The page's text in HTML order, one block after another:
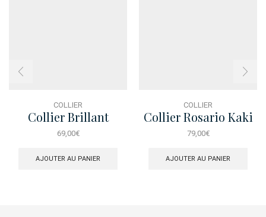
COLLIER
Collier Brillant
Turquoise
69,00€
AJOUTER AU PANIER
COLLIER
Collier Rosario Kaki
79,00€
AJOUTER AU PANIER